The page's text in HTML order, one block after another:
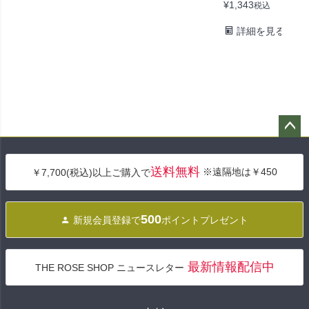
¥1,343税込
詳細を見る
へ
￥7,700(税込)以上ご購入で送料無料 ※遠隔地は￥450
新規会員登録で500ポイントプレゼント
THE ROSE SHOP ニュースレター 最新情報配信中